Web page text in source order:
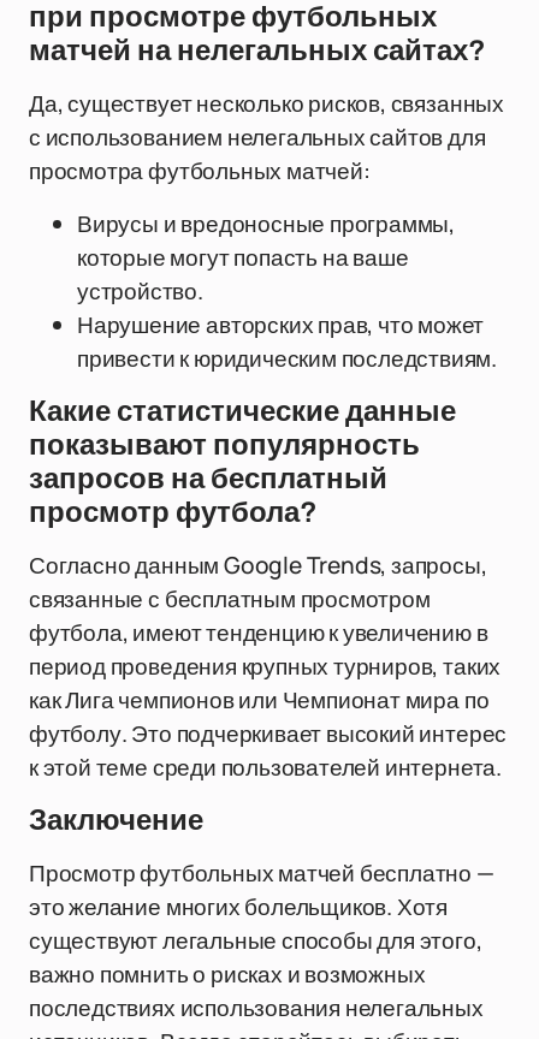
при просмотре футбольных
матчей на нелегальных сайтах?
Да, существует несколько рисков, связанных
с использованием нелегальных сайтов для
просмотра футбольных матчей:
Вирусы и вредоносные программы,
которые могут попасть на ваше
устройство.
Нарушение авторских прав, что может
привести к юридическим последствиям.
Какие статистические данные
показывают популярность
запросов на бесплатный
просмотр футбола?
Согласно данным Google Trends, запросы,
связанные с бесплатным просмотром
футбола, имеют тенденцию к увеличению в
период проведения крупных турниров, таких
как Лига чемпионов или Чемпионат мира по
футболу. Это подчеркивает высокий интерес
к этой теме среди пользователей интернета.
Заключение
Просмотр футбольных матчей бесплатно —
это желание многих болельщиков. Хотя
существуют легальные способы для этого,
важно помнить о рисках и возможных
последствиях использования нелегальных